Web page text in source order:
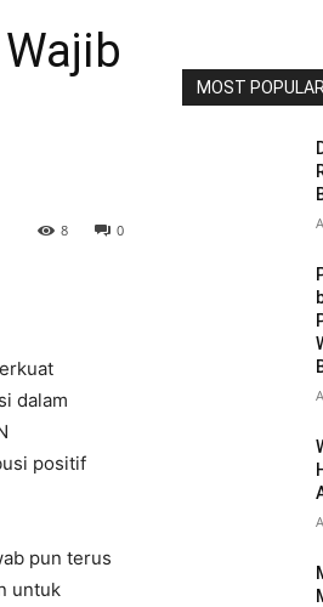
0
8
dalam
positif
pun terus
untuk
MOST POPULAR